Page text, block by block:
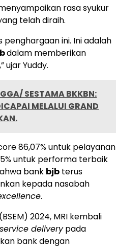
rasa syukur
telah diraih.
ini. Ini adalah
dalam memberikan
ujar Yuddy.
SESTAMA BKKBN:
MELALUI GRAND
86,07% untuk pelayanan
untuk performa terbaik
bank bjb terus
kepada nasabah
.
2024, MRI kembali
service deliverypada
bank dengan